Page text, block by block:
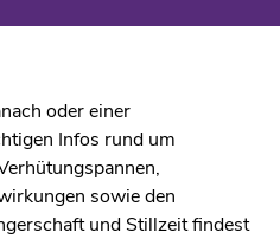
oder einer
Infos rund um
sowie den
und Stillzeit findest